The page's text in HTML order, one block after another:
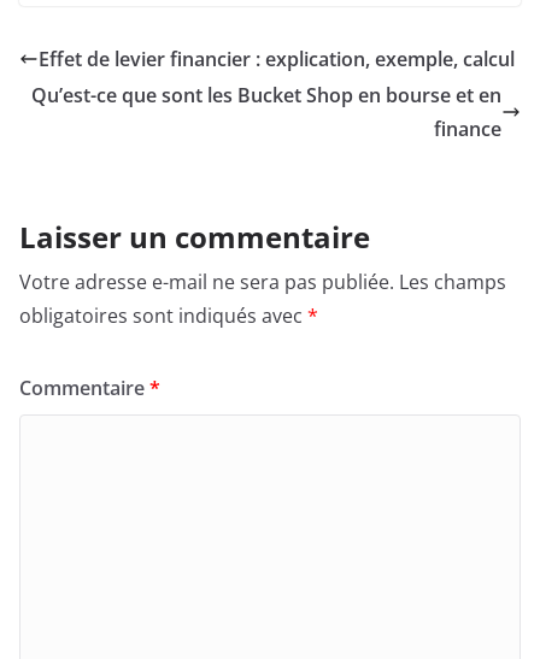
Effet de levier financier : explication, exemple, calcul
Qu’est-ce que sont les Bucket Shop en bourse et en
finance
Laisser un commentaire
Votre adresse e-mail ne sera pas publiée. Les champs
obligatoires sont indiqués avec *
Commentaire*